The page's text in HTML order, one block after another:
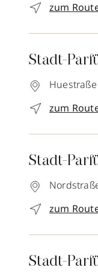
zum
Stadt-
Huestraße
zum
Stadt-
zum
Stadt-